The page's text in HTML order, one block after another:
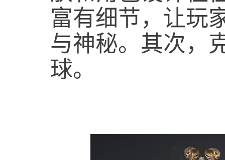
富有细节，让玩
与神秘。其次，
球。